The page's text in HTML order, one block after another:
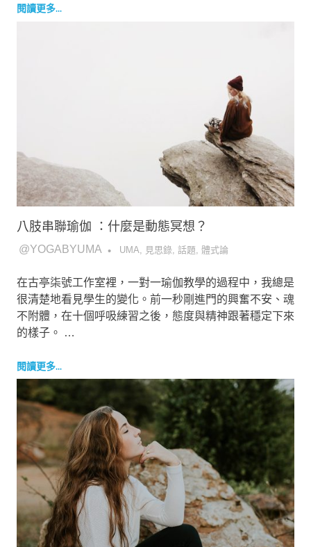
閱讀更多...
八肢串聯瑜伽 ：什麼是動態冥想？
2018-12-05
@YOGABYUMA UMA 見思錄, 話題 體式論
在古亭柒號工作室裡，一對一瑜伽教學的過程中，我總是
很清楚地看見學生的變化。前一秒剛進門的興奮不安、魂
不附體，在十個呼吸練習之後，態度與精神跟著穩定下來
的樣子。 …
閱讀更多...